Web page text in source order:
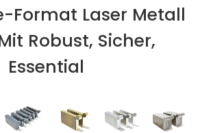
Format Laser Metall
Robust, Sicher,
Essential